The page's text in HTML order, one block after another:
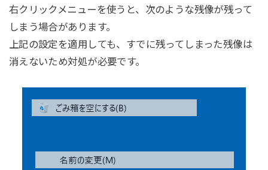
右クリックメニューを使うと、次のような残像が残って
しまう場合があります。
上記の設定を適用しても、すでに残ってしまった残像は
消えないため対処が必要です。